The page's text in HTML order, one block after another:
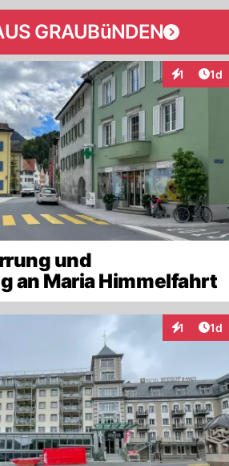
GRAUBüNDEN
1 1d
und
an Maria Himmelfahrt
1 1d